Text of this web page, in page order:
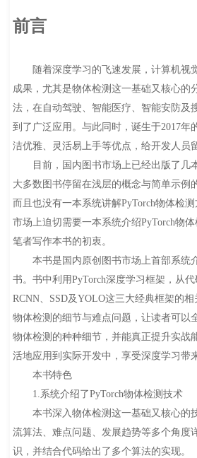
前言
随着深度学习的飞速发展，计算机视
成果，尤其是物体检测这一基础又核心的
法，在自动驾驶、智能医疗、智能安防及
到了广泛应用。与此同时，诞生于2017年
洁优雅、灵活易上手等优点，给开发人员
目前，国内图书市场上已经出版了几本
大多数图书停留在浅层的概念与简单示例
而且也没有一本系统讲解PyTorch物体检
市场上迫切需要一本系统介绍PyTorch物
笔者写作本书的初衷。
本书是国内原创图书市场上首部系统
书。书中利用PyTorch深度学习框架，从代
RCNN、SSD及YOLO这三大经典框架的
物体检测的细节与难点问题，让读者可以
物体检测的种种细节，并能真正提升实战
活地应用到实际开发中，享受深度学习带
本书特色
1.系统介绍了PyTorch物体检测技术
本书深入物体检测这一基础又核心的
流算法、难点问题、发展趋势等多个角度
识，并结合代码给出了多个算法的实现。